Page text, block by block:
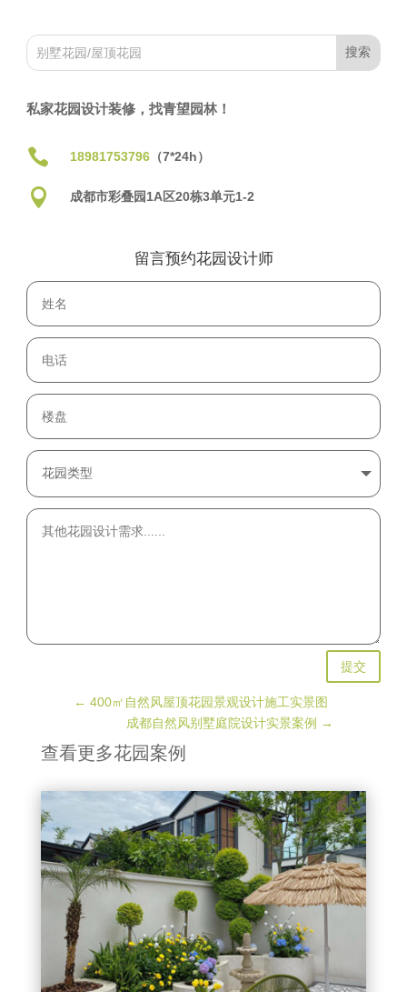
私家花园设计装修，找青望园林！
 18981753796（7*24h）
 成都市彩叠园1A区20栋3单元1-2
留言预约花园设计师
提交
← 400㎡自然风屋顶花园景观设计施工实景图
成都自然风别墅庭院设计实景案例 →
查看更多花园案例